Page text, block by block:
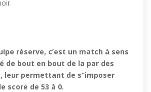
réserve, c’est un match à sens
de bout en bout de la par des
leur permettant de s’’imposer
score de 53 à 0.